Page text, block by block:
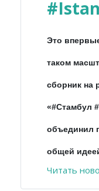
Это
таком
сборник на
«#Стамбул
объединил
общей
Читать